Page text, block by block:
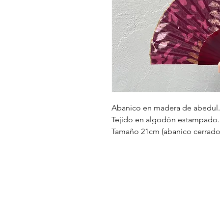
Abanico en madera de abedul.
Tejido en algodón estampado.
Tamaño 21cm (abanico